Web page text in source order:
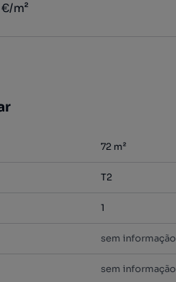
m²
72 m²
T2
1
sem informação
sem informação